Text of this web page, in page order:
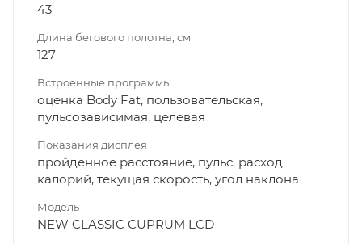
43
Длина бегового полотна, см
127
Встроенные программы
оценка Body Fat, пользовательская,
пульсозависимая, целевая
Показания дисплея
пройденное расстояние, пульс, расход
калорий, текущая скорость, угол наклона
Модель
NEW CLASSIC CUPRUM LCD